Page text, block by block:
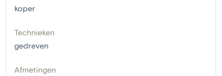
koper
Technieken
gedreven
Afmetingen